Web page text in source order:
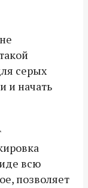
серых
и начать
всю
позволяет